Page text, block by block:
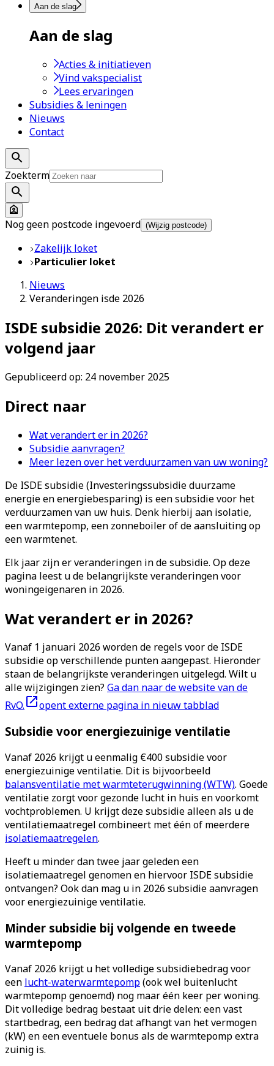
Aan de slag
Aan de slag
Acties & initiatieven
Vind vakspecialist
Lees ervaringen
Subsidies & leningen
Nieuws
Contact
Zoekterm
Nog geen postcode ingevoerd (Wijzig postcode)
Zakelijk loket
Particulier loket
Nieuws
Veranderingen isde 2026
ISDE subsidie 2026: Dit verandert er
volgend jaar
Gepubliceerd op: 24 november 2025
Direct naar
Wat verandert er in 2026?
Subsidie aanvragen?
Meer lezen over het verduurzamen van uw woning?
De ISDE subsidie (Investeringssubsidie duurzame
energie en energiebesparing) is een subsidie voor het
verduurzamen van uw huis. Denk hierbij aan isolatie,
een warmtepomp, een zonneboiler of de aansluiting op
een warmtenet.
Elk jaar zijn er veranderingen in de subsidie. Op deze
pagina leest u de belangrijkste veranderingen voor
woningeigenaren in 2026.
Wat verandert er in 2026?
Vanaf 1 januari 2026 worden de regels voor de ISDE
subsidie op verschillende punten aangepast. Hieronder
staan de belangrijkste veranderingen uitgelegd. Wilt u
alle wijzigingen zien? Ga dan naar de website van de
RvO.
opent externe pagina in nieuw tabblad
Subsidie voor energiezuinige ventilatie
Vanaf 2026 krijgt u eenmalig €400 subsidie voor
energiezuinige ventilatie. Dit is bijvoorbeeld
balansventilatie met warmteterugwinning (WTW). Goede
ventilatie zorgt voor gezonde lucht in huis en voorkomt
vochtproblemen. U krijgt deze subsidie alleen als u de
ventilatiemaatregel combineert met één of meerdere
isolatiemaatregelen.
Heeft u minder dan twee jaar geleden een
isolatiemaatregel genomen en hiervoor ISDE subsidie
ontvangen? Ook dan mag u in 2026 subsidie aanvragen
voor energiezuinige ventilatie.
Minder subsidie bij volgende en tweede
warmtepomp
Vanaf 2026 krijgt u het volledige subsidiebedrag voor
een lucht-waterwarmtepomp(ook wel buitenlucht
warmtepomp genoemd) nog maar één keer per woning.
Dit volledige bedrag bestaat uit drie delen: een vast
startbedrag, een bedrag dat afhangt van het vermogen
(kW) en een eventuele bonus als de warmtepomp extra
zuinig is.